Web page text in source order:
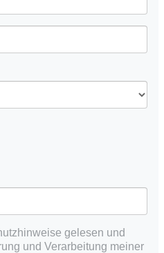
gelesen und
und Verarbeitung meiner